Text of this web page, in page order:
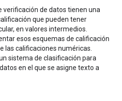
verificación de datos tienen una
que pueden tener
en valores intermedios.
esos esquemas de calificación
las calificaciones numéricas.
sistema de clasificación para
en el que se asigne texto a